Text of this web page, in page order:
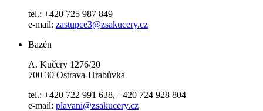
tel.: +420 725 987 849
e-mail: zastupce3@zsakucery.cz
Bazén
A. Kučery 1276/20
700 30 Ostrava-Hrabůvka
tel.: +420 722 991 638, +420 724 928 804
e-mail: plavani@zsakucery.cz